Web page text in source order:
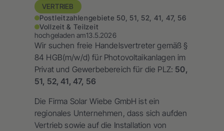
VERTRIEB
Postleitzahlengebiete 50, 51, 52, 41, 47, 56
Vollzeit & Teilzeit
hochgeladen am13.5.2026
Wir suchen freie Handelsvertreter gemäß §
84 HGB(m/w/d) für Photovoltaikanlagen im
Privat und Gewerbebereich für die PLZ: 50,
51, 52, 41, 47, 56
Die Firma Solar Wiebe GmbH ist ein
regionales Unternehmen, dass sich aufden
Vertrieb sowie auf die Installation von